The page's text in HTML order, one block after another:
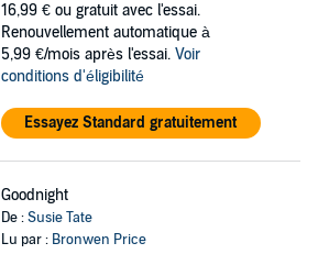
16,99 € ou gratuit avec l'essai.
Renouvellement automatique à
5,99 €/mois après l'essai. Voir
conditions d'éligibilité
Essayez Standard gratuitement
Goodnight
De :Susie Tate
Lu par : Bronwen Price